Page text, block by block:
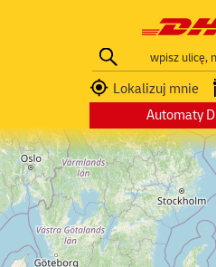
Parcelshop
ManagerLokalizuj mnie
Automaty